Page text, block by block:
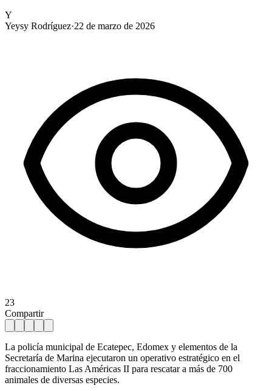
Y
Yeysy Rodríguez·22 de marzo de 2026
23
Compartir
La policía municipal de Ecatepec, Edomex y elementos de la
Secretaría de Marina ejecutaron un operativo estratégico en el
fraccionamiento Las Américas II para rescatar a más de 700
animales de diversas especies.